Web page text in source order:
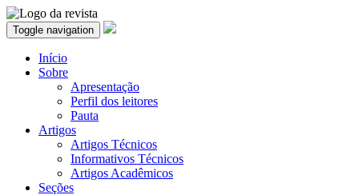
Toggle navigation
Início
Sobre
Apresentação
Perfil dos leitores
Pauta
Artigos
Artigos Técnicos
Informativos Técnicos
Artigos Acadêmicos
Seções